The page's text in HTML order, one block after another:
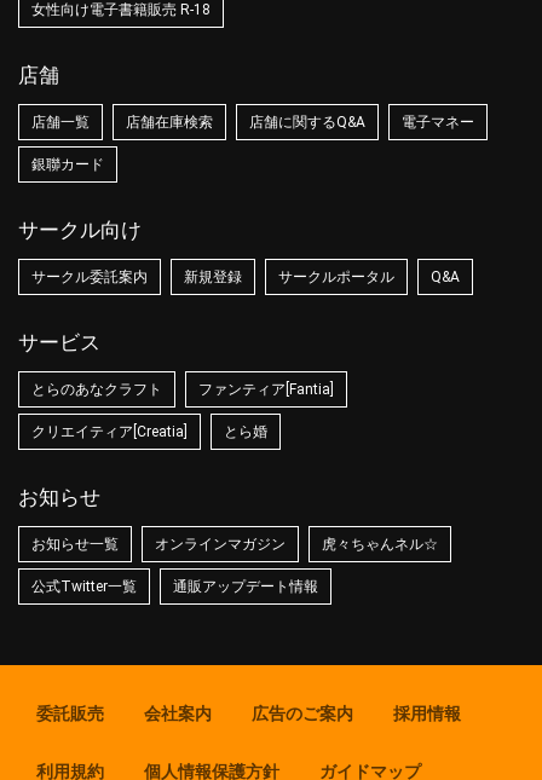
女性向け電子書籍販売 R-18
店舗
店舗一覧 店舗在庫検索 店舗に関するQ&A 電子マネー
銀聯カード
サークル向け
サークル委託案内 新規登録 サークルポータル Q&A
サービス
とらのあなクラフト ファンティア[Fantia]
クリエイティア[Creatia] とら婚
お知らせ
お知らせ一覧 オンラインマガジン 虎々ちゃんネル☆
公式Twitter一覧 通販アップデート情報
委託販売 会社案内 広告のご案内 採用情報
利用規約 個人情報保護方針 ガイドマップ